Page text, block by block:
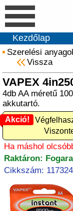
Kezdőlap
Szerelési
Vissza
VAPEX
4db AA méretű
akkutartó.
Akció!
Akció!
Ha máshol
Raktáron:
Cikkszám: 117324